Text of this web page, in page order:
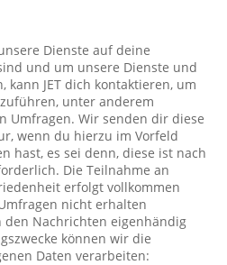
Dienste auf deine
und um unsere Dienste und
kann JET dich kontaktieren, um
unter anderem
Umfragen. Wir senden dir diese
wenn du hierzu im Vorfeld
hast, es sei denn, diese ist nach
Die Teilnahme an
erfolgt vollkommen
nicht erhalten
den Nachrichten eigenhändig
können wir die
Daten verarbeiten: